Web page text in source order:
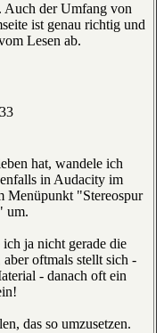
Auch der Umfang von
ist genau richtig und
Lesen ab.
hat, wandele ich
in Audacity im
Menüpunkt "Stereospur
um.
ja nicht gerade die
oftmals stellt sich -
- danach oft ein
das so umzusetzen.